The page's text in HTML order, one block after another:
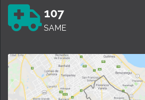
107
SAME